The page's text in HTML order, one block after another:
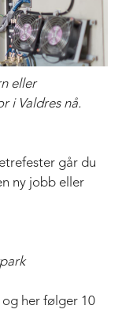
eller
i Valdres nå.
går du
ny jobb eller
her følger 10